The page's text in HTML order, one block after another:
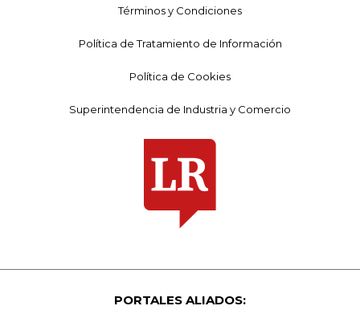
Términos y Condiciones
Política de Tratamiento de Información
Política de Cookies
Superintendencia de Industria y Comercio
PORTALES ALIADOS: